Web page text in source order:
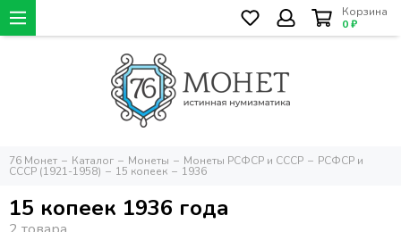
Корзина
0 ₽
76 Монет Каталог Монеты Монеты РСФСР и СССР РСФСР и
СССР (1921-1958) 15 копеек 1936
15 копеек 1936 года